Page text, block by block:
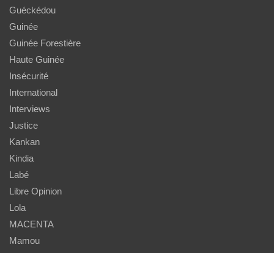
Guéckédou
Guinée
Guinée Forestière
Haute Guinée
Insécurité
International
Interviews
Justice
Kankan
Kindia
Labé
Libre Opinion
Lola
MACENTA
Mamou